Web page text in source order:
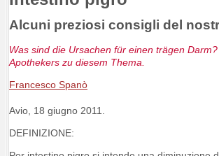
Alcuni preziosi consigli del
Was sind die Ursachen für einen trägen
Apothekers zu diesem Thema.
Francesco Spanò
Avio, 18 giugno 2011.
DEFINIZIONE: